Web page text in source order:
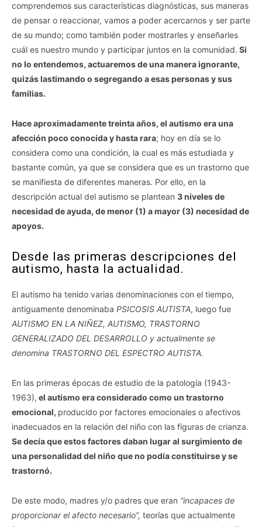
comprendemos sus características diagnósticas, sus maneras
de pensar o reaccionar, vamos a poder acercarnos y ser parte
de su mundo; como también poder mostrarles y enseñarles
cuál es nuestro mundo y participar juntos en la comunidad. Si
no lo entendemos, actuaremos de una manera ignorante,
quizás lastimando o segregando a esas personas y sus
familias.
Hace aproximadamente treinta años, el autismo era una
afección poco conocida y hasta rara; hoy en día se lo
considera como una condición, la cual es más estudiada y
bastante común, ya que se considera que es un trastorno que
se manifiesta de diferentes maneras. Por ello, en la
descripción actual del autismo se plantean 3 niveles de
necesidad de ayuda, de menor (1) a mayor (3) necesidad de
apoyos.
Desde las primeras descripciones del
autismo, hasta la actualidad.
El autismo ha tenido varias denominaciones con el tiempo,
antiguamente denominaba PSICOSIS AUTISTA, luego fue
AUTISMO EN LA NIÑEZ, AUTISMO, TRASTORNO
GENERALIZADO DEL DESARROLLO y actualmente se
denomina TRASTORNO DEL ESPECTRO AUTISTA.
En las primeras épocas de estudio de la patología (1943-
1963), el autismo era considerado como un trastorno
emocional, producido por factores emocionales o afectivos
inadecuados en la relación del niño con las figuras de crianza.
Se decía que estos factores daban lugar al surgimiento de
una personalidad del niño que no podía constituirse y se
trastornó.
De este modo, madres y/o padres que eran “incapaces de
proporcionar el afecto necesario”, teorías que actualmente